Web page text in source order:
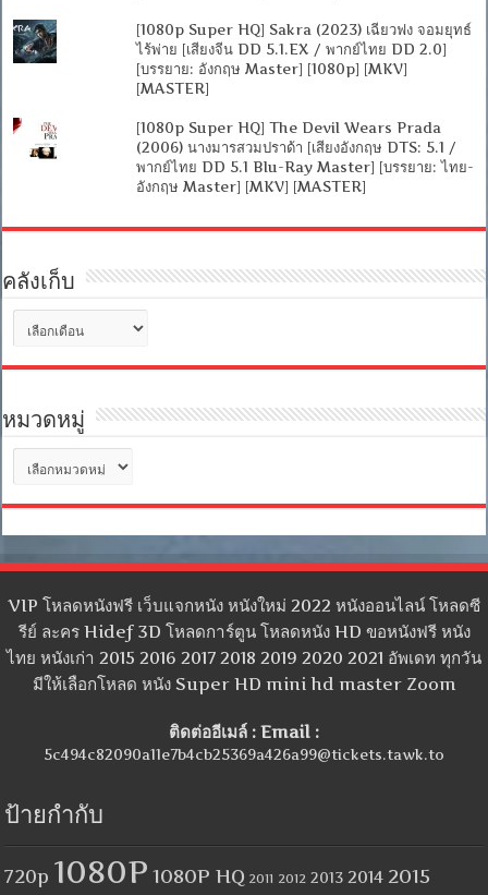
[1080p Super HQ] Sakra (2023) เฉียวฟง จอมยุทธ์
ไร้พ่าย [เสียงจีน DD 5.1.EX / พากย์ไทย DD 2.0]
[บรรยาย: อังกฤษ Master] [1080p] [MKV]
[MASTER]
[1080p Super HQ] The Devil Wears Prada
(2006) นางมารสวมปราด้า [เสียงอังกฤษ DTS: 5.1 /
พากย์ไทย DD 5.1 Blu-Ray Master] [บรรยาย: ไทย-
อังกฤษ Master] [MKV] [MASTER]
คลังเก็บ
เก็บ
หมวดหมู่
หมู่
VIP โหลดหนังฟรี เว็บแจกหนัง หนังใหม่ 2022 หนังออนไลน์ โหลดซี
รีย์ ละคร Hidef 3D โหลดการ์ตูน โหลดหนัง HD ขอหนังฟรี หนัง
ไทย หนังเก่า 2015 2016 2017 2018 2019 2020 2021 อัพเดท ทุกวัน
มีให้เลือกโหลด หนัง Super HD mini hd master Zoom
ติดต่ออีเมล์ : Email :
5c494c82090a11e7b4cb25369a426a99@tickets.tawk.to
ป้ายกำกับ
720p 1080P 1080P HQ 2011 2012 2013 2014 2015